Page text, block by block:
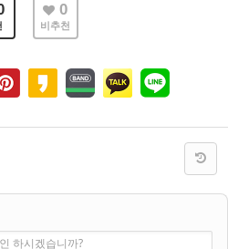
0
비추천
하시겠습니까?